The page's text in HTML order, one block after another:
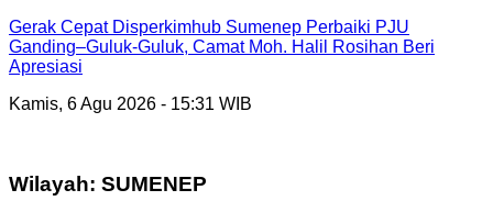
Gerak Cepat Disperkimhub Sumenep Perbaiki PJU
Ganding–Guluk-Guluk, Camat Moh. Halil Rosihan Beri
Apresiasi
Kamis, 6 Agu 2026 - 15:31 WIB
Wilayah: SUMENEP